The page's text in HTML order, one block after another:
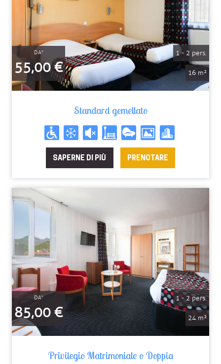
1 - 2 pers.
16 m²
DA*
55,00 €
Standard gemellato
SAPERNE DI PIÙ PRENOTARE
1 - 2 pers.
24 m²
DA*
85,00 €
Privilegio Matrimoniale o Doppia